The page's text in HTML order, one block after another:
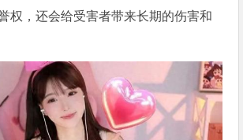
权，还会给受害者带来长期的伤害和